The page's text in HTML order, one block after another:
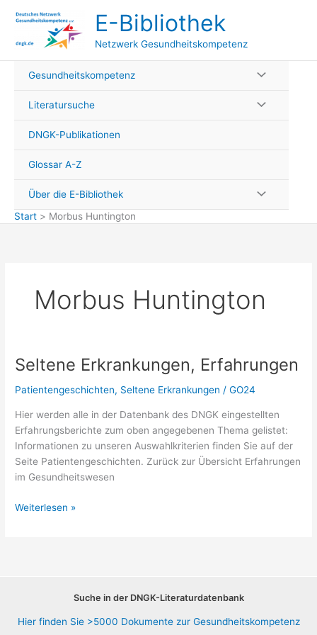
Inhalt
E-Bibliothek
Netzwerk Gesundheitskompetenz
Gesundheitskompetenz
Literatursuche
DNGK-Publikationen
Glossar A-Z
Über die E-Bibliothek
Start
Morbus Huntington
Morbus Huntington
Seltene Erkrankungen, Erfahrungen
Patientengeschichten, Seltene Erkrankungen /GO24
Hier werden alle in der Datenbank des DNGK eingestellten
Erfahrungsberichte zum oben angegebenen Thema gelistet:
Informationen zu unseren Auswahlkriterien finden Sie auf der
Seite Patientengeschichten. Zurück zur Übersicht Erfahrungen
im Gesundheitswesen
Seltene
Weiterlesen »
Suche in der DNGK-Literaturdatenbank
Hier finden Sie >5000 Dokumente zur Gesundheitskompetenz